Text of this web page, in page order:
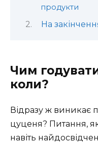
продукти
На
Чим
коли?
Відразу ж виникає
цуценя? Питання,
навіть